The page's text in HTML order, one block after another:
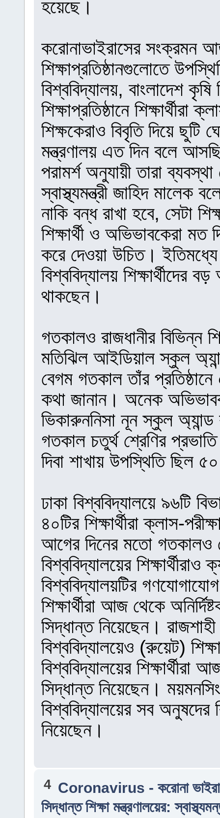
হয়েছে।
করোনাভাইরাসের সংক্রমন
শিক্ষাপ্রতিষ্ঠানগুলোতে
বিশ্ববিদ্যালয়, বাংলাদেশ
শিক্ষাপ্রতিষ্ঠানে
শিক্ষকেরাও বিবৃতি দিয়ে ছুটি
মন্ত্রণালয় এত দিন বলে
পরামর্শ অনুযায়ী তারা
স্বাস্থ্যমন্ত্রী জাহিদ মালেক
নাকি বন্ধ রাখা হবে, সেটা
শিক্ষার্থী ও অভিভাবকেরা মত
করে দেওয়া উচিত।
বিশ্ববিদ্যালয় শিক্ষার্থীদের
থাকছেন।
গতকালও রাজধানীর বিভিন্ন
মতিঝিল আইডিয়াল স্কুল
বেগম গতকাল তাঁর
কথা জানান। অনেক
ভিকারুননিসা নূন স্কুল
গতকাল চতুর্থ শ্রেণির
দিবা শাখায় উপস্থিতি ছিল
ঢাকা বিশ্ববিদ্যালয়ে ৯৬টি
৪০টির শিক্ষার্থীরা ক্লাস-
আগের দিনের মতো গতকালও
বিশ্ববিদ্যালয়ের
বিশ্ববিদ্যালয়টির
শিক্ষার্থীরা আজ থেকে
সিদ্ধান্ত নিয়েছেন।
বিশ্ববিদ্যালয়েও (রুয়েট)
বিশ্ববিদ্যালয়ের
সিদ্ধান্ত নিয়েছেন।
বিশ্ববিদ্যালয়ের সব অনুষদের
নিয়েছেন।
4 Coronavirus - করোনা
সিদ্ধান্ত শিক্ষা মন্ত্রণালয়ের: